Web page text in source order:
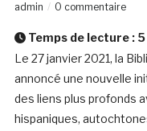
admin
0 commentaire
Temps de lecture : 5
Le 27 janvier 2021, la
annoncé une nouvelle
des liens plus profonds
hispaniques,